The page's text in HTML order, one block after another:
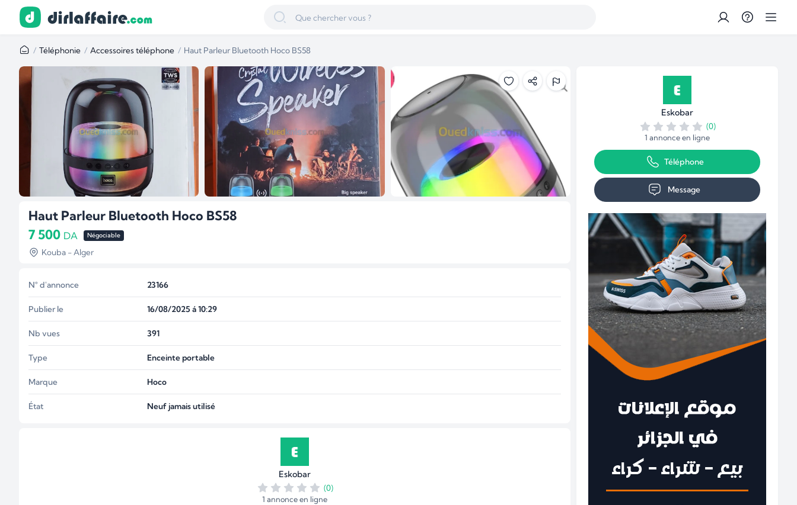
Téléphonie Accessoires téléphone Haut Parleur Bluetooth Hoco BS58
Haut Parleur Bluetooth Hoco BS58
7 500 DA Négociable
Kouba - Alger
N° d'annonce 23166
Publier le 16/08/2025 á 10:29
Nb vues 391
Type Enceinte portable
Marque Hoco
État Neuf jamais utilisé
Eskobar
(0)
1 annonce en ligne
Eskobar
(0)
1 annonce en ligne
Téléphone
Message